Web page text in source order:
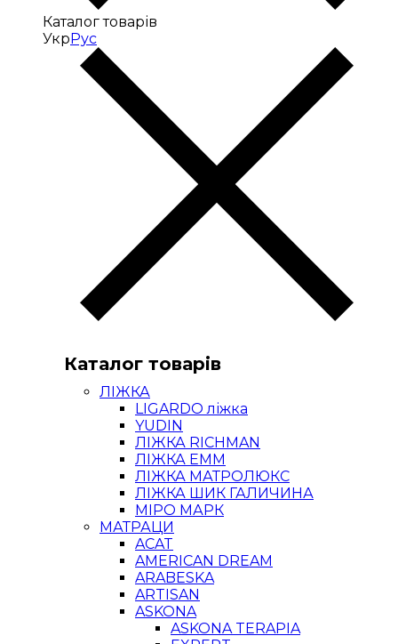
Каталог товарів
УкрРус
Каталог товарів
ЛІЖКА
LIGARDO ліжка
YUDIN
ЛІЖКА RICHMAN
ЛІЖКА ЕММ
ЛІЖКА МАТРОЛЮКС
ЛІЖКА ШИК ГАЛИЧИНА
МІРО МАРК
МАТРАЦИ
ACAT
AMERICAN DREAM
ARABESKA
ARTISAN
ASKONA
ASKONA TERAPIA